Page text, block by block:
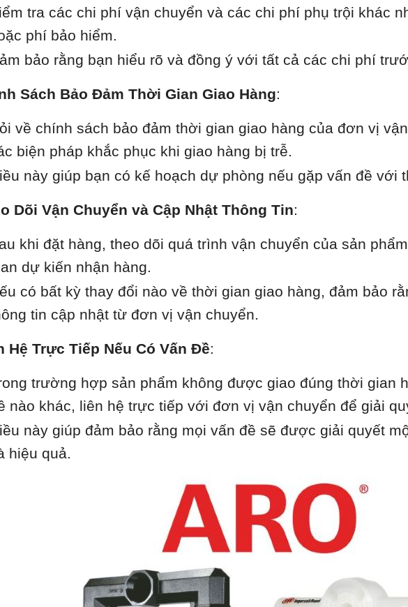
tra các chi phí vận chuyển và các chi phí phụ trội khác
phí bảo hiểm.
bảo rằng bạn hiểu rõ và đồng ý với tất cả các chi phí
Sách Bảo Đảm Thời Gian Giao Hàng:
về chính sách bảo đảm thời gian giao hàng của đơn vị
biện pháp khắc phục khi giao hàng bị trễ.
này giúp bạn có kế hoạch dự phòng nếu gặp vấn đề với
Dõi Vận Chuyển và Cập Nhật Thông Tin:
khi đặt hàng, theo dõi quá trình vận chuyển của sản
dự kiến nhận hàng.
có bất kỳ thay đổi nào về thời gian giao hàng, đảm bảo
tin cập nhật từ đơn vị vận chuyển.
Hệ Trực Tiếp Nếu Có Vấn Đề:
trường hợp sản phẩm không được giao đúng thời gian
nào khác, liên hệ trực tiếp với đơn vị vận chuyển để giải
này giúp đảm bảo rằng mọi vấn đề sẽ được giải quyết
hiệu quả.